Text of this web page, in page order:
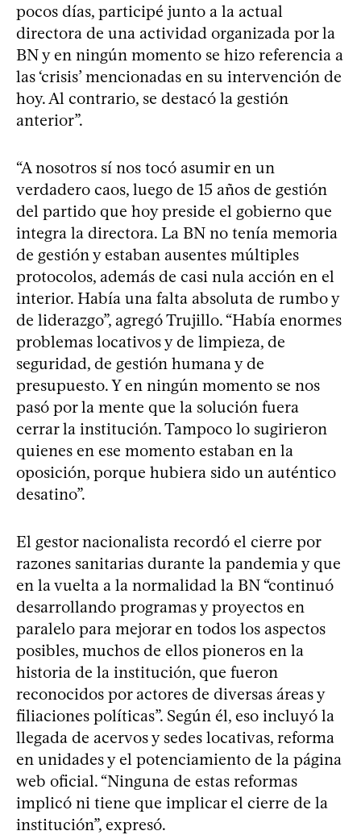
pocos días, participé junto a la actual
directora de una actividad organizada por la
BN y en ningún momento se hizo referencia a
las ‘crisis’ mencionadas en su intervención de
hoy. Al contrario, se destacó la gestión
anterior”.
“A nosotros sí nos tocó asumir en un
verdadero caos, luego de 15 años de gestión
del partido que hoy preside el gobierno que
integra la directora. La BN no tenía memoria
de gestión y estaban ausentes múltiples
protocolos, además de casi nula acción en el
interior. Había una falta absoluta de rumbo y
de liderazgo”, agregó Trujillo. “Había enormes
problemas locativos y de limpieza, de
seguridad, de gestión humana y de
presupuesto. Y en ningún momento se nos
pasó por la mente que la solución fuera
cerrar la institución. Tampoco lo sugirieron
quienes en ese momento estaban en la
oposición, porque hubiera sido un auténtico
desatino”.
El gestor nacionalista recordó el cierre por
razones sanitarias durante la pandemia y que
en la vuelta a la normalidad la BN “continuó
desarrollando programas y proyectos en
paralelo para mejorar en todos los aspectos
posibles, muchos de ellos pioneros en la
historia de la institución, que fueron
reconocidos por actores de diversas áreas y
filiaciones políticas”. Según él, eso incluyó la
llegada de acervos y sedes locativas, reforma
en unidades y el potenciamiento de la página
web oficial. “Ninguna de estas reformas
implicó ni tiene que implicar el cierre de la
institución”, expresó.